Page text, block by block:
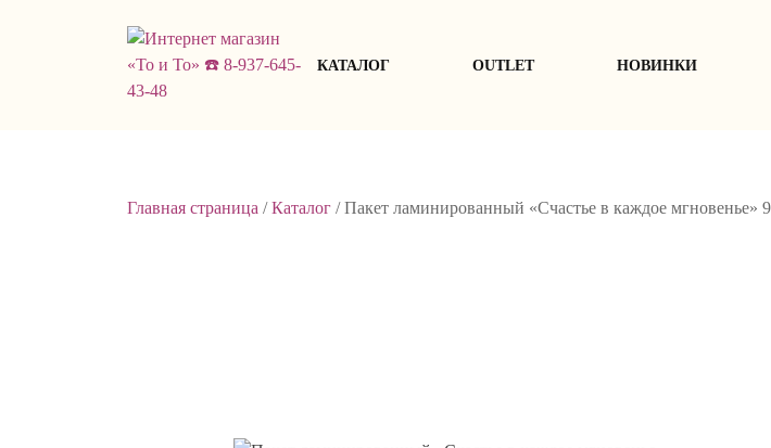
КАТАЛОГ ОUTLET НОВИНКИ
Главная страница /Каталог /Пакет ламинированный «Счастье в каждое мгновенье»